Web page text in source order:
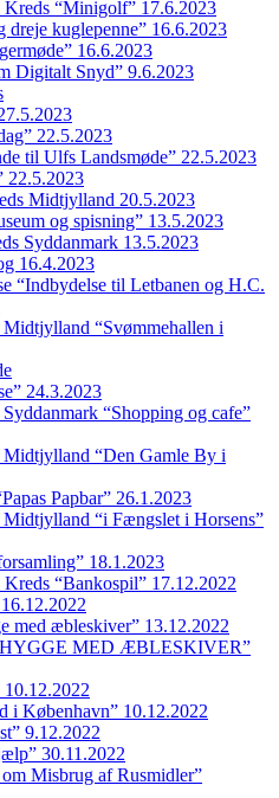
“Minigolf” 17.6.2023
dreje kuglepenne” 16.6.2023
16.6.2023
Digitalt Snyd” 9.6.2023
22.5.2023
til Ulfs Landsmøde” 22.5.2023
22.5.2023
Midtjylland 20.5.2023
og spisning” 13.5.2023
Syddanmark 13.5.2023
16.4.2023
“Indbydelse til Letbanen og H.C.
“Svømmehallen i
24.3.2023
“Shopping og cafe”
“Den Gamle By i
Papbar” 26.1.2023
“i Fængslet i Horsens”
18.1.2023
“Bankospil” 17.12.2022
med æbleskiver” 13.12.2022
MED ÆBLESKIVER”
10.12.2022
i København” 10.12.2022
9.12.2022
30.11.2022
Misbrug af Rusmidler”